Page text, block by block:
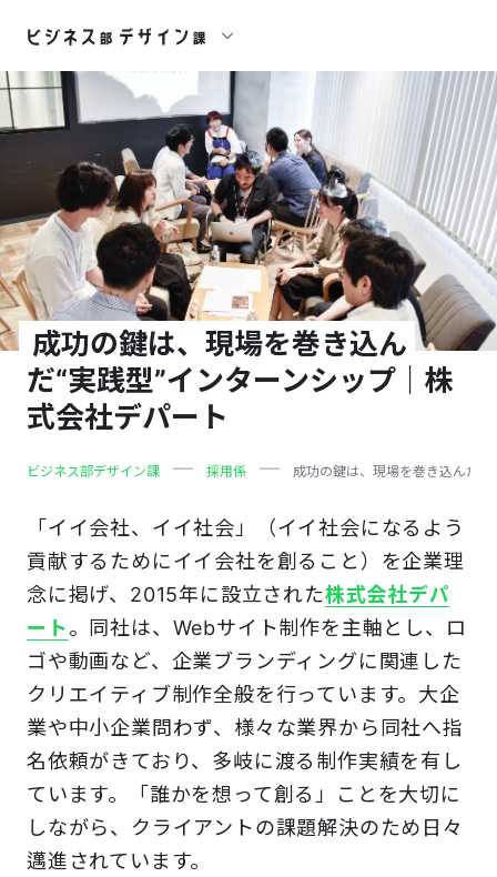
成功の鍵は、現場を巻き込ん
だ“実践型”インターンシップ｜株
式会社デパート
ビジネス部デザイン課 採用係 成功の鍵は、現場を巻き込んだ“
「イイ会社、イイ社会」（イイ社会になるよう
貢献するためにイイ会社を創ること）を企業理
念に掲げ、2015年に設立された株式会社デパ
ート。同社は、Webサイト制作を主軸とし、ロ
ゴや動画など、企業ブランディングに関連した
クリエイティブ制作全般を行っています。大企
業や中小企業問わず、様々な業界から同社へ指
名依頼がきており、多岐に渡る制作実績を有し
ています。「誰かを想って創る」ことを大切に
しながら、クライアントの課題解決のため日々
邁進されています。